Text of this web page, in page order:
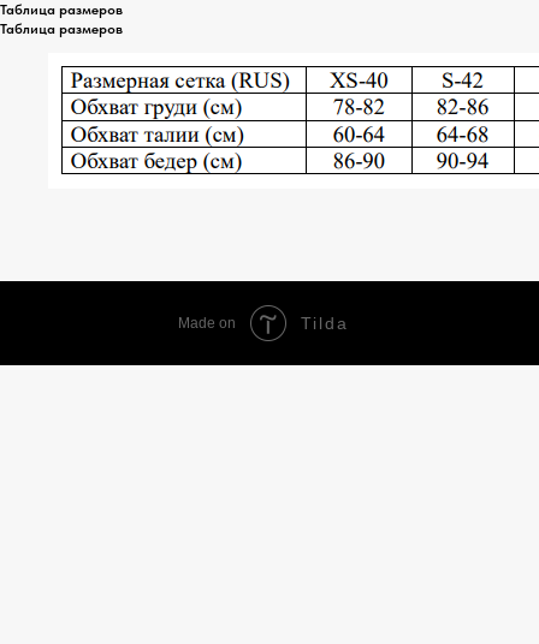
Таблица размеров
Таблица размеров
Made on Tilda